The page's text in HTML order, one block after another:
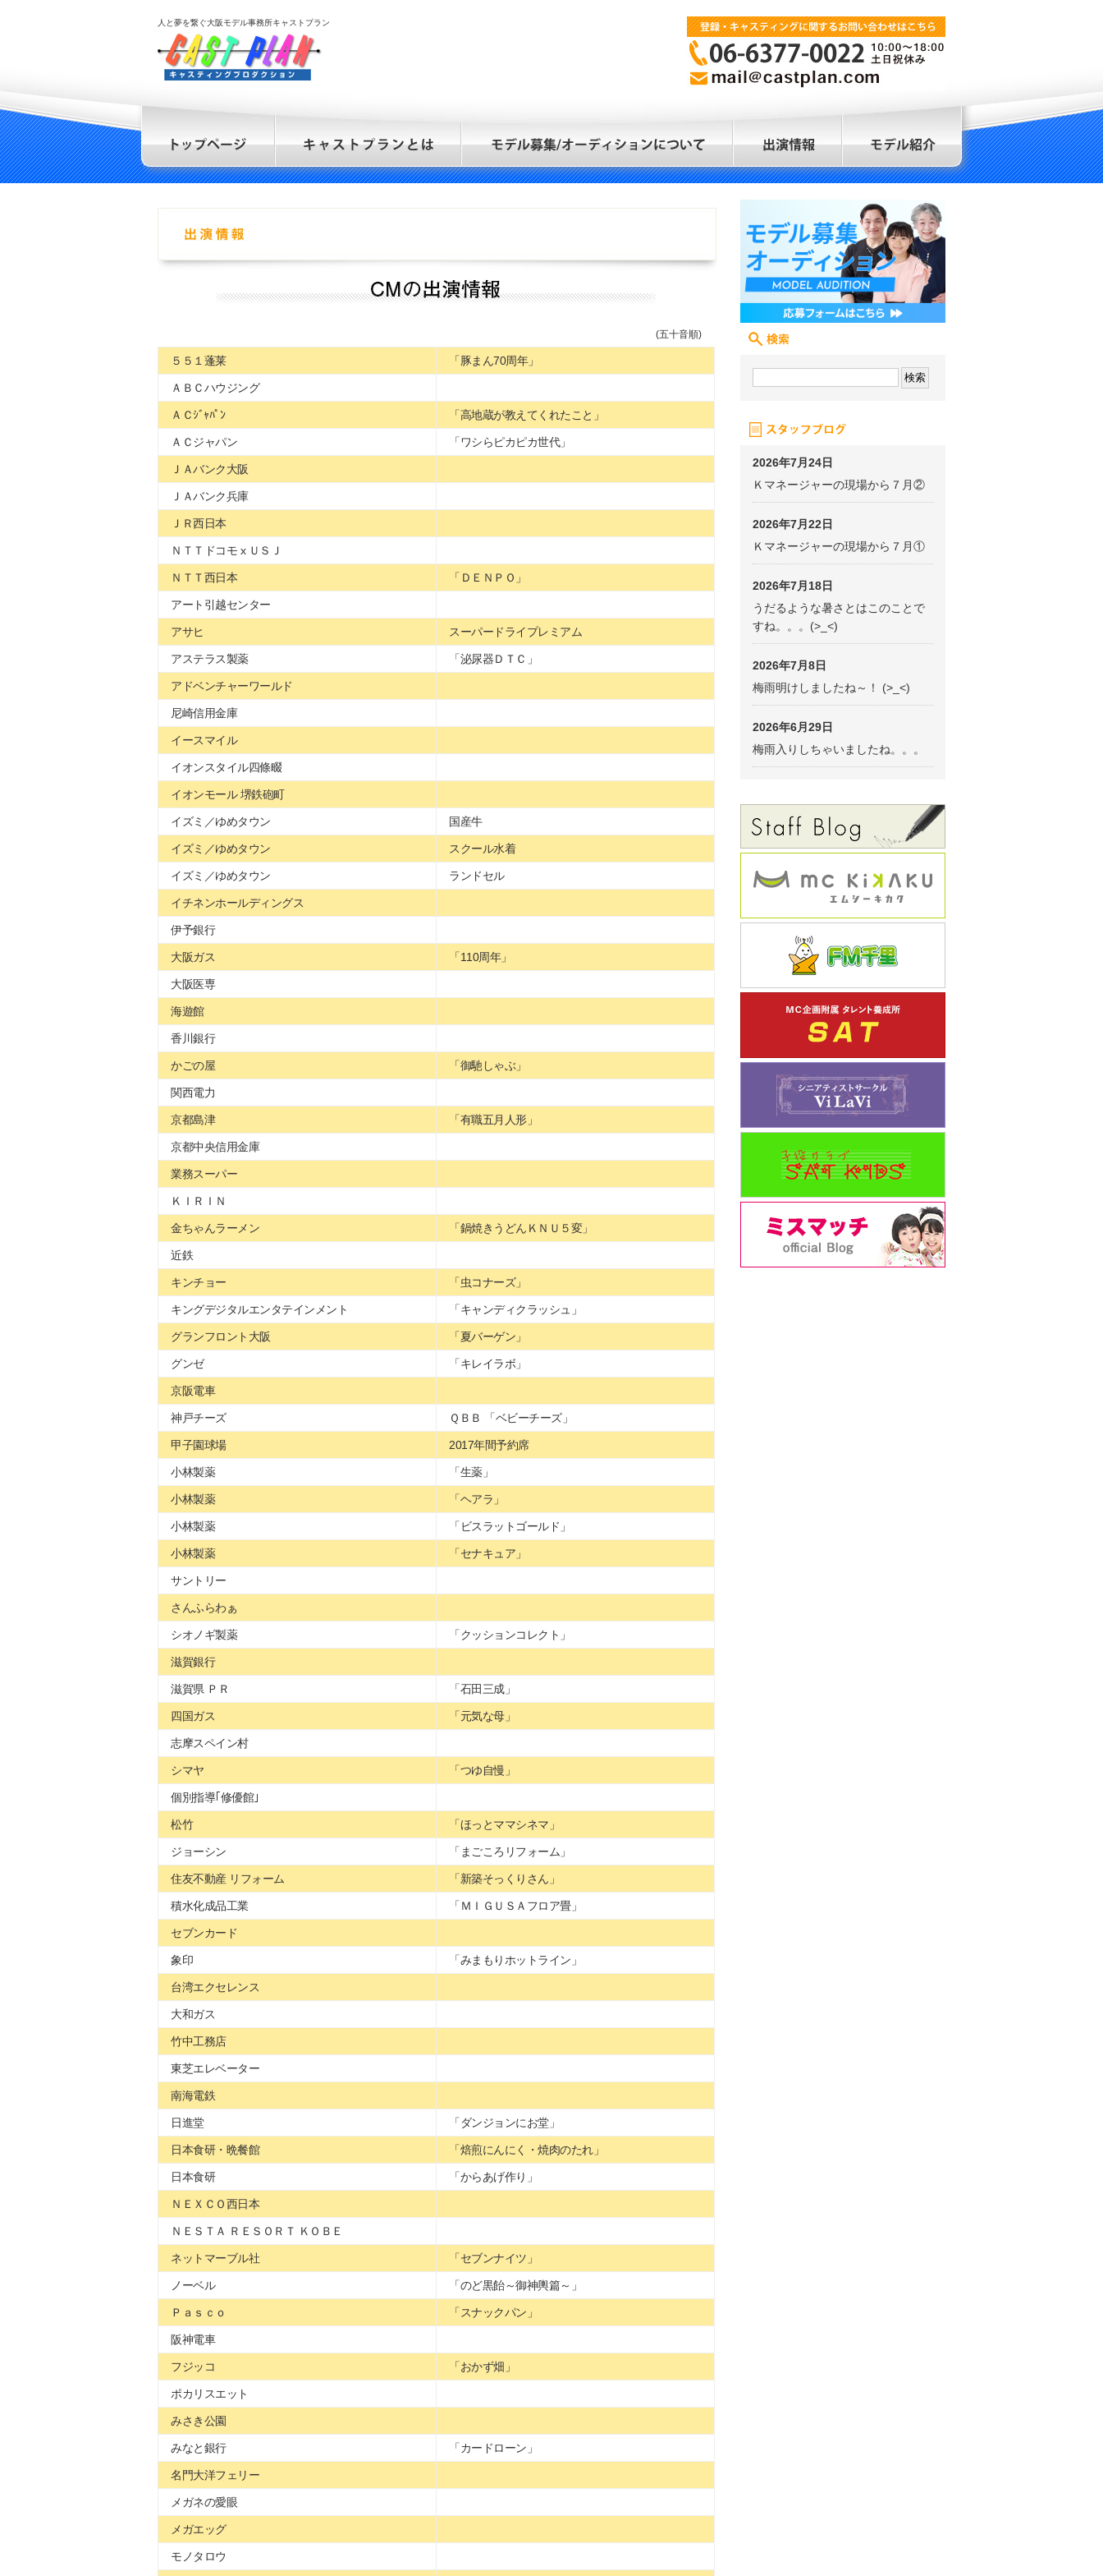
人と夢を繋ぐ大阪モデル事務所キャストプラン
(五十音順)
５５１蓬莱 「豚まん70周年」
ＡＢＣハウジング
ＡＣｼﾞｬﾊﾟﾝ 「高地蔵が教えてくれたこと」
ＡＣジャパン 「ワシらピカピカ世代」
ＪＡバンク大阪
ＪＡバンク兵庫
ＪＲ西日本
ＮＴＴドコモ x ＵＳＪ
ＮＴＴ西日本 「ＤＥＮＰＯ」
アート引越センター
アサヒ スーパードライプレミアム
アステラス製薬 「泌尿器ＤＴＣ」
アドベンチャーワールド
尼崎信用金庫
イースマイル
イオンスタイル四條畷
イオンモール 堺鉄砲町
イズミ／ゆめタウン 国産牛
イズミ／ゆめタウン スクール水着
イズミ／ゆめタウン ランドセル
イチネンホールディングス
伊予銀行
大阪ガス 「110周年」
大阪医専
海遊館
香川銀行
かごの屋 「御馳しゃぶ」
関西電力
京都島津 「有職五月人形」
京都中央信用金庫
業務スーパー
ＫＩＲＩＮ
金ちゃんラーメン 「鍋焼きうどんＫＮＵ５変」
近鉄
キンチョー 「虫コナーズ」
キングデジタルエンタテインメント 「キャンディクラッシュ」
グランフロント大阪 「夏バーゲン」
グンゼ 「キレイラボ」
京阪電車
神戸チーズ ＱＢＢ 「ベビーチーズ」
甲子園球場 2017年間予約席
小林製薬 「生薬」
小林製薬 「ヘアラ」
小林製薬 「ビスラットゴールド」
小林製薬 「セナキュア」
サントリー
さんふらわぁ
シオノギ製薬 「クッションコレクト」
滋賀銀行
滋賀県 ＰＲ 「石田三成」
四国ガス 「元気な母」
志摩スペイン村
シマヤ 「つゆ自慢」
個別指導｢修優館｣
松竹 「ほっとママシネマ」
ジョーシン 「まごころリフォーム」
住友不動産 リフォーム 「新築そっくりさん」
積水化成品工業 「ＭＩＧＵＳＡフロア畳」
セブンカード
象印 「みまもりホットライン」
台湾エクセレンス
大和ガス
竹中工務店
東芝エレベーター
南海電鉄
日進堂 「ダンジョンにお堂」
日本食研・晩餐館 「焙煎にんにく・焼肉のたれ」
日本食研 「からあげ作り」
ＮＥＸＣＯ西日本
ＮＥＳＴＡ ＲＥＳＯＲＴ ＫＯＢＥ
ネットマーブル社 「セブンナイツ」
ノーベル 「のど黒飴～御神輿篇～」
Ｐａｓｃｏ 「スナックパン」
阪神電車
フジッコ 「おかず畑」
ポカリスエット
みさき公園
みなと銀行 「カードローン」
名門大洋フェリー
メガネの愛眼
メガエッグ
モノタロウ
2026年7月24日
Ｋマネージャーの現場から７月②
2026年7月22日
Ｋマネージャーの現場から７月①
2026年7月18日
うだるような暑さとはこのことで
すね。。。(>_<)
2026年7月8日
梅雨明けしましたね～！ (>_<)
2026年6月29日
梅雨入りしちゃいましたね。。。